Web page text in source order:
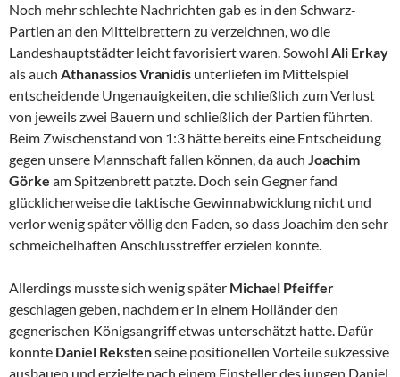
Noch mehr schlechte Nachrichten gab es in den Schwarz-
Partien an den Mittelbrettern zu verzeichnen, wo die
Landeshauptstädter leicht favorisiert waren. Sowohl Ali Erkay
als auch Athanassios Vranidis unterliefen im Mittelspiel
entscheidende Ungenauigkeiten, die schließlich zum Verlust
von jeweils zwei Bauern und schließlich der Partien führten.
Beim Zwischenstand von 1:3 hätte bereits eine Entscheidung
gegen unsere Mannschaft fallen können, da auch Joachim
Görke am Spitzenbrett patzte. Doch sein Gegner fand
glücklicherweise die taktische Gewinnabwicklung nicht und
verlor wenig später völlig den Faden, so dass Joachim den sehr
schmeichelhaften Anschlusstreffer erzielen konnte.
Allerdings musste sich wenig später Michael Pfeiffer
geschlagen geben, nachdem er in einem Holländer den
gegnerischen Königsangriff etwas unterschätzt hatte. Dafür
konnte Daniel Rekstenseine positionellen Vorteile sukzessive
ausbauen und erzielte nach einem Einsteller des jungen Daniel